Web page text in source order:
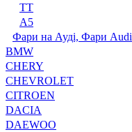
TT
А5
Фари на Ауді, Фари Audi
BMW
CHERY
CHEVROLET
CITROEN
DACIA
DAEWOO